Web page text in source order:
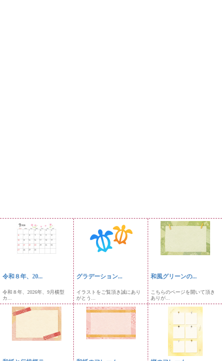
令和８年、20...
令和８年、2026年、9月横型
カ...
グラデーション...
イラストをご覧頂き誠にあり
がとう...
和風グリーンの...
こちらのページを開いて頂き
ありが...